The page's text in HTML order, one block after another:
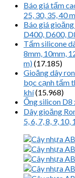
Báo giá tấm
25, 30, 35, 40
Báo giá
D400, D600,
Tấm silicone
8mm, 10mm,
m)(17.185)
Gioăng dây
bọc cạnh tấm
khí(15.968)
Ống silicon D8
Dây gioăng
5, 6, 7, 8, 9,